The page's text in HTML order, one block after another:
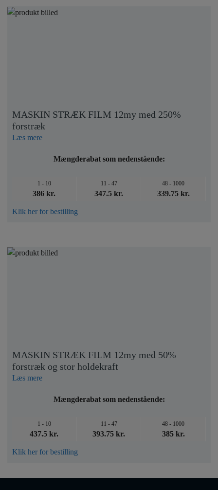
MASKIN STRÆK FILM 12my med 250%
forstræk
Læs mere
Mængderabat som nedenstående:
1 - 10
386 kr.
11 - 47
347.5 kr.
48 - 1000
339.75 kr.
Klik her for bestilling
MASKIN STRÆK FILM 12my med 50%
forstræk og stor holdekraft
Læs mere
Mængderabat som nedenstående:
1 - 10
437.5 kr.
11 - 47
393.75 kr.
48 - 1000
385 kr.
Klik her for bestilling